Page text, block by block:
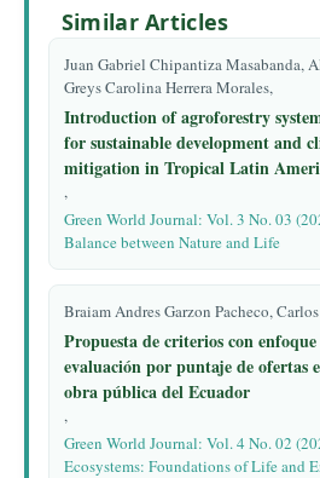
Similar Articles
Juan Gabriel Chipantiza Masabanda,
Greys Carolina Herrera Morales,
Introduction of agroforestry
for sustainable development and
mitigation in Tropical Latin
,
Green World Journal: Vol. 3 No. 03
Balance between Nature and Life
Braiam Andres Garzon Pacheco,
Propuesta de criterios con
evaluación por puntaje de ofertas
obra pública del Ecuador
,
Green World Journal: Vol. 4 No. 02
Ecosystems: Foundations of Life and